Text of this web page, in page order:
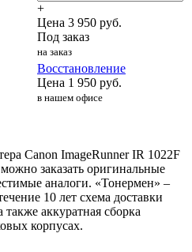
+
Цена 3 950 руб.
Под заказ
на заказ
Восстановление
Цена 1 950 руб.
в нашем офисе
Canon ImageRunner IR 1022F
заказать оригинальные
аналоги. «Тонермен» –
10 лет схема доставки
аккуратная сборка
корпусах.